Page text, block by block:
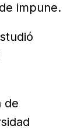
impune.
de